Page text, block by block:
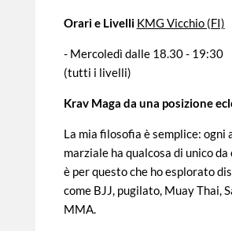
Orari e Livelli KMG Vicchio (FI)
- Mercoledì dalle 18.30 - 19:30
(tutti i livelli)
Krav Maga da una posizione
La mia filosofia è semplice: ogni
marziale ha qualcosa di unico
è per questo che ho esplorato
come BJJ, pugilato, Muay Thai,
MMA.